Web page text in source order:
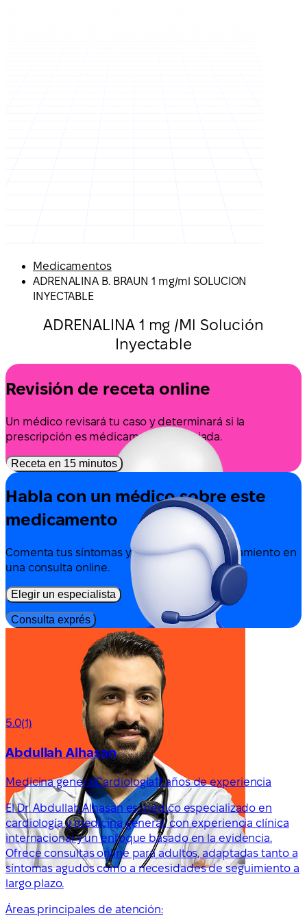
Medicamentos
ADRENALINA B. BRAUN 1 mg/ml SOLUCION
INYECTABLE
ADRENALINA 1 mg /Ml Solución
Inyectable
Revisión de receta online
Un médico revisará tu caso y determinará si la
prescripción es médicamente apropiada.
Receta en 15 minutos
Habla con un médico sobre este
medicamento
Comenta tus síntomas y las opciones de tratamiento en
una consulta online.
Elegir un especialista
Consulta exprés
5.0(1)
Abdullah Alhasan
Medicina generalCardiología11 años de experiencia
El Dr. Abdullah Alhasan es médico especializado en
cardiología y medicina general, con experiencia clínica
internacional y un enfoque basado en la evidencia.
Ofrece consultas online para adultos, adaptadas tanto a
síntomas agudos como a necesidades de seguimiento a
largo plazo.
Áreas principales de atención: